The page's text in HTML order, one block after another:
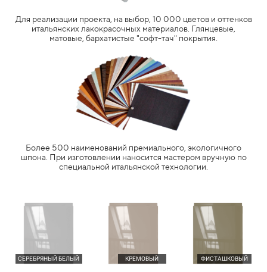
Для реализации проекта, на выбор, 10 000 цветов и оттенков
итальянских лакокрасочных материалов. Глянцевые,
матовые, бархатистые "софт-тач" покрытия.
Более 500 наименований премиального, экологичного
шпона. При изготовлении наносится мастером вручную по
специальной итальянской технологии.
СЕРЕБРЯНЫЙ БЕЛЫЙ КРЕМОВЫЙ ФИСТАШКОВЫЙ